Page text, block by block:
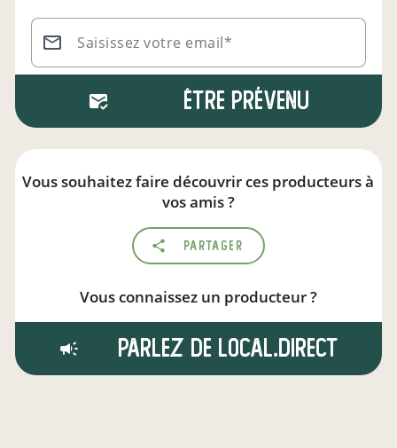
Saisissez votre email*
Être prévenu
Vous souhaitez faire découvrir ces producteurs à
vos amis ?
Partager
Vous connaissez un producteur ?
Parlez de local.direct